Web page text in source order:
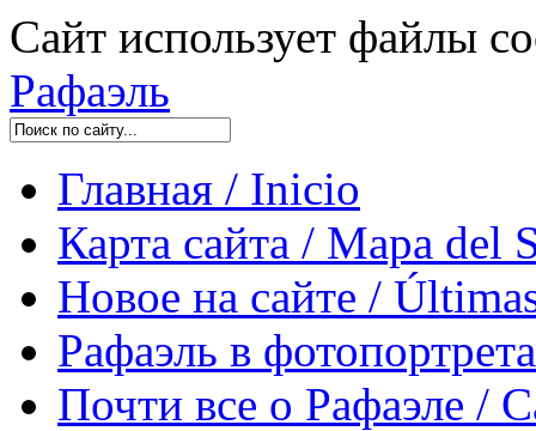
Сайт использует файлы
Рафаэль
Главная / Inicio
Карта сайта / Mapa del
Новое на сайте /
Рафаэль в
Почти все о Рафаэле /